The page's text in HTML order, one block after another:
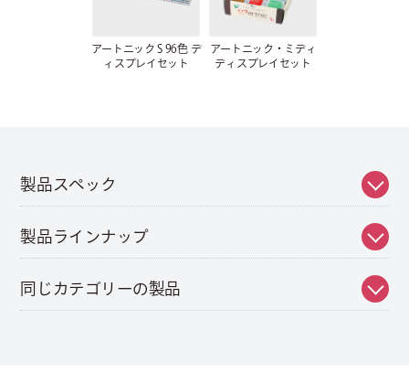
アートニック S 96色 デ
ィスプレイセット
アートニック・ミディ
ディスプレイセット
製品スペック
製品ラインナップ
同じカテゴリーの製品